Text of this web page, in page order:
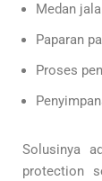
Medan
Paparan
Proses
Solusinya
protection